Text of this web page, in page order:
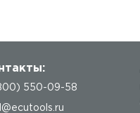
550-09-58